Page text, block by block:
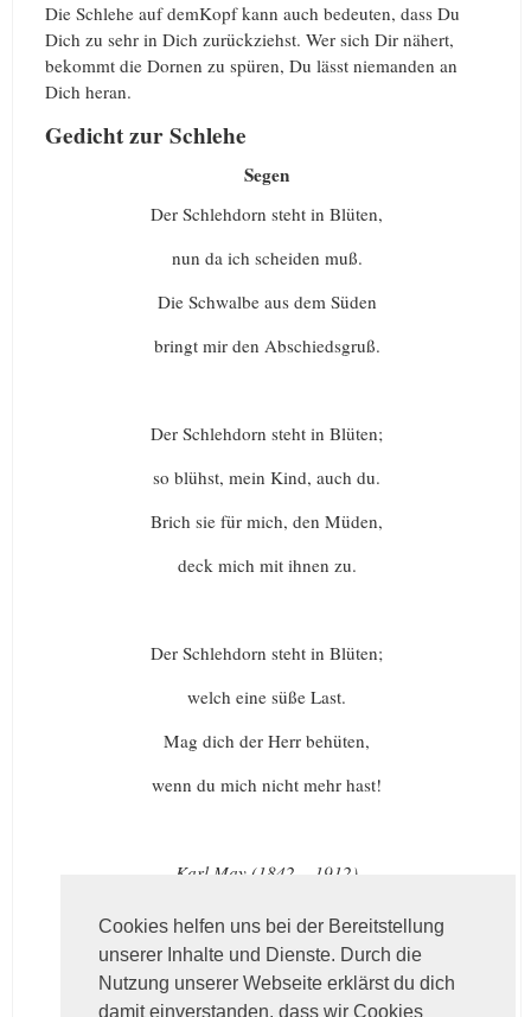
Cookies helfen uns bei der Bereitstellung
unserer Inhalte und Dienste. Durch die
Nutzung unserer Webseite erklärst du dich
damit einverstanden, dass wir Cookies
Die Schlehe auf demKopf kann auch bedeuten, dass Du
Dich zu sehr in Dich zurückziehst. Wer sich Dir nähert,
bekommt die Dornen zu spüren, Du lässt niemanden an
Dich heran.
Gedicht zur Schlehe
Segen
Der Schlehdorn steht in Blüten,
nun da ich scheiden muß.
Die Schwalbe aus dem Süden
bringt mir den Abschiedsgruß.
Der Schlehdorn steht in Blüten;
so blühst, mein Kind, auch du.
Brich sie für mich, den Müden,
deck mich mit ihnen zu.
Der Schlehdorn steht in Blüten;
welch eine süße Last.
Mag dich der Herr behüten,
wenn du mich nicht mehr hast!
Karl May (1842 – 1912)
Like